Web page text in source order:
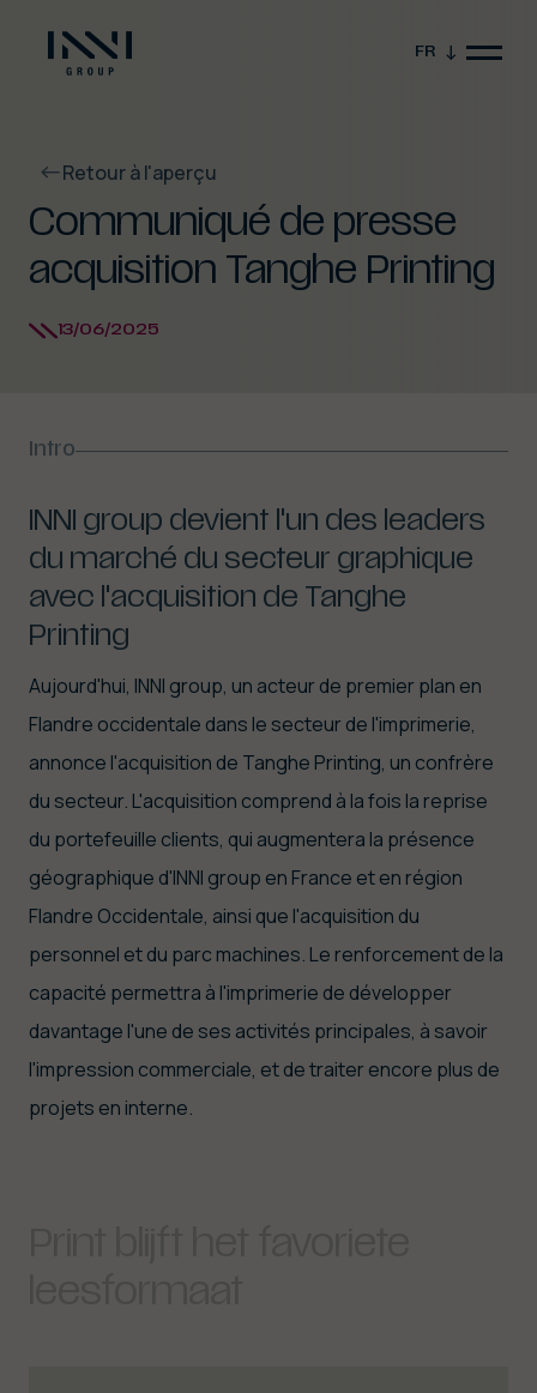
FR
Retour à l'aperçu
Communiqué de presse
acquisition Tanghe Printing
13/06/2025
Intro
INNI group devient l'un des leaders
du marché du secteur graphique
avec l'acquisition de Tanghe
Printing
Aujourd'hui, INNI group, un acteur de premier plan en
Flandre occidentale dans le secteur de l'imprimerie,
annonce l'acquisition de Tanghe Printing, un confrère
du secteur. L'acquisition comprend à la fois la reprise
du portefeuille clients, qui augmentera la présence
géographique d'INNI group en France et en région
Flandre Occidentale, ainsi que l'acquisition du
personnel et du parc machines. Le renforcement de la
capacité permettra à l'imprimerie de développer
davantage l'une de ses activités principales, à savoir
l'impression commerciale, et de traiter encore plus de
projets en interne.